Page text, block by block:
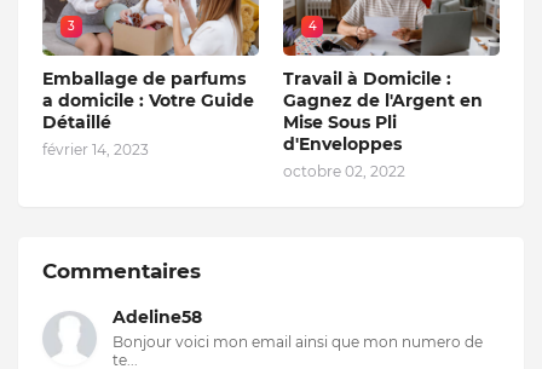
3
Emballage de parfums
a domicile : Votre Guide
Détaillé
février 14, 2023
4
Travail à Domicile :
Gagnez de l'Argent en
Mise Sous Pli
d'Enveloppes
octobre 02, 2022
Commentaires
Adeline58
Bonjour voici mon email ainsi que mon numero de
te...